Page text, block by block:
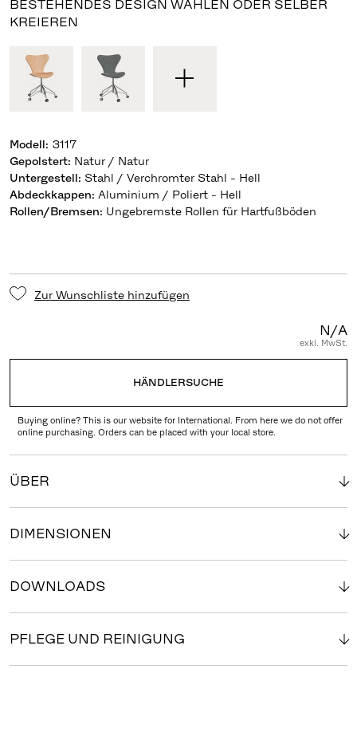
BESTEHENDES DESIGN WÄHLEN ODER SELBER
KREIEREN
Modell: 3117
Gepolstert: Natur / Natur
Untergestell: Stahl / Verchromter Stahl - Hell
Abdeckkappen: Aluminium / Poliert - Hell
Rollen/Bremsen: Ungebremste Rollen für Hartfußböden
Zur Wunschliste hinzufügen
N/A
exkl. MwSt.
HÄNDLERSUCHE
Buying online? This is our website for International. From here we do not offer
online purchasing. Orders can be placed with your local store.
ÜBER
DIMENSIONEN
DOWNLOADS
PFLEGE UND REINIGUNG